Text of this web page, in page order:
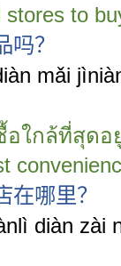
to
？
mǎi
ใกล้ที่สุดอ
在哪里？
diàn zài